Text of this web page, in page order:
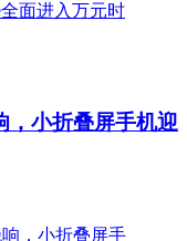
，小折叠屏手机迎